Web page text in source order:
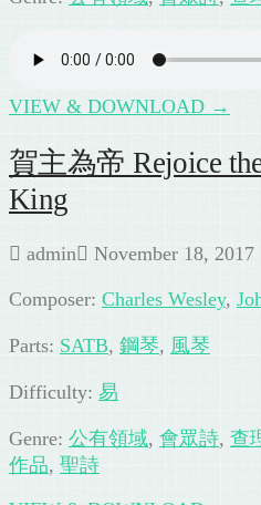
VIEW & DOWNLOAD →
賀主為帝 Rejoice
King
admin November 18, 2017
Composer: Charles Wesley,
Parts: SATB, 鋼琴, 風琴
Difficulty: 易
Genre: 公有領域, 會眾詩, 查
作品, 聖詩